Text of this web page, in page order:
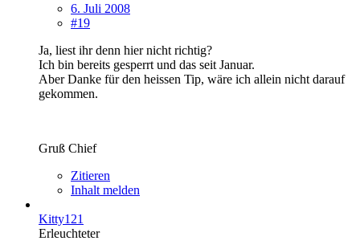
6. Juli 2008
#19
Ja, liest ihr denn hier nicht richtig?
Ich bin bereits gesperrt und das seit Januar.
Aber Danke für den heissen Tip, wäre ich allein nicht darauf
gekommen.
Gruß Chief
Zitieren
Inhalt melden
Kitty121
Erleuchteter